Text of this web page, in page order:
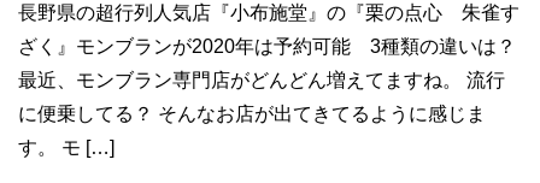
長野県の超行列人気店『小布施堂』の『栗の点心 朱雀す
ざく』モンブランが2020年は予約可能 3種類の違いは？
最近、モンブラン専門店がどんどん増えてますね。 流行
に便乗してる？ そんなお店が出てきてるように感じま
す。 モ […]